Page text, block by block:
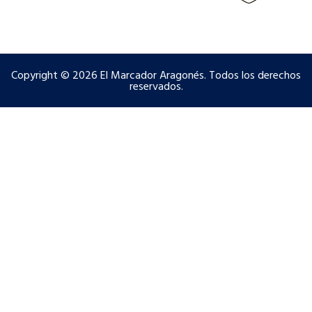
Copyright © 2026 El Marcador Aragonés. Todos los derechos
reservados.